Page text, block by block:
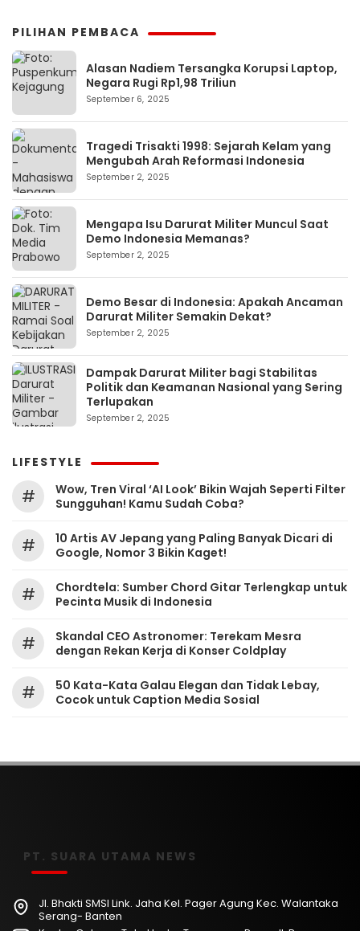
PILIHAN PEMBACA
Alasan Nadiem Tersangka Korupsi Laptop,
Negara Rugi Rp1,98 Triliun
September 6, 2025
Tragedi Trisakti 1998: Sejarah Kelam yang
Mengubah Arah Reformasi Indonesia
September 2, 2025
Mengapa Isu Darurat Militer Muncul Saat
Demo Indonesia Memanas?
September 2, 2025
Demo Besar di Indonesia: Apakah Ancaman
Darurat Militer Semakin Dekat?
September 2, 2025
Dampak Darurat Militer bagi Stabilitas
Politik dan Keamanan Nasional yang Sering
Terlupakan
September 2, 2025
LIFESTYLE
#
Wow, Tren Viral ‘AI Look’ Bikin Wajah Seperti Filter
Sungguhan! Kamu Sudah Coba?
#
10 Artis AV Jepang yang Paling Banyak Dicari di
Google, Nomor 3 Bikin Kaget!
#
Chordtela: Sumber Chord Gitar Terlengkap untuk
Pecinta Musik di Indonesia
#
Skandal CEO Astronomer: Terekam Mesra
dengan Rekan Kerja di Konser Coldplay
#
50 Kata-Kata Galau Elegan dan Tidak Lebay,
Cocok untuk Caption Media Sosial
PT. SUARA UTAMA NEWS
Jl. Bhakti SMSI Link. Jaha Kel. Pager Agung Kec. Walantaka
Serang- Banten